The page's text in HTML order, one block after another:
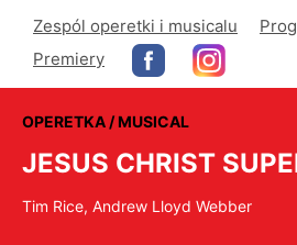
Zespól operetki i musicalu
Premiery
OPERETKA / MUSICAL
JESUS CHRIST
Tim Rice, Andrew Lloyd Webber